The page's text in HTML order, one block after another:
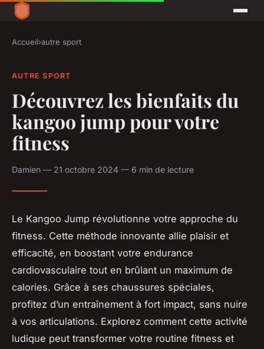
Accueil›autre sport
AUTRE SPORT
Découvrez les bienfaits du
kangoo jump pour votre
fitness
Damien — 21 octobre 2024 — 6 min de lecture
Le Kangoo Jump révolutionne votre approche du
fitness. Cette méthode innovante allie plaisir et
efficacité, en boostant votre endurance
cardiovasculaire tout en brûlant un maximum de
calories. Grâce à ses chaussures spéciales,
profitez d’un entraînement à fort impact, sans nuire
à vos articulations. Explorez comment cette activité
ludique peut transformer votre routine fitness et